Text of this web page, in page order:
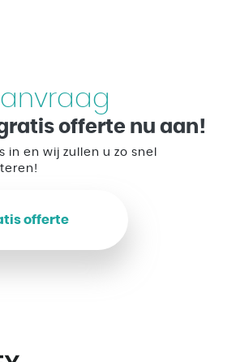
offerte nu aan!
in en wij zullen u zo snel
offerte